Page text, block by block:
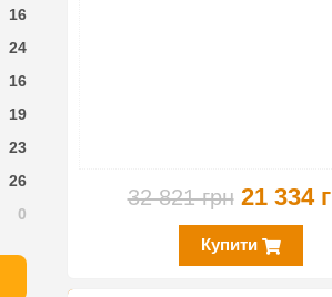
32 821 грн 21 334
Купити
16
24
16
19
23
26
0